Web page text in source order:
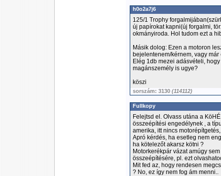
h0o2a7j6
125/1 Trophy
új papírokat kapni(új forgalmi,
okmányiroda. Hol tudom ezt a
Másik dolog: Ezen a motoron
bejelentenem/kérnem, vagy
Elég 1db mezei adásvételi,
magánszemély is ugye?
köszi
sorszám: 3130 (114112)
Fullkopy
Felejtsd el. Olvass utána a
összeépítési engedélynek , a
amerika, itt nincs
Apró kérdés, ha esetleg nem
ha kötelezőt akarsz kötni ?
Motorkerékpár vázat amúgy
összeépítésére, pl. ezt
Mit fed az, hogy rendesen
? No, ez így nem fog ám menni..